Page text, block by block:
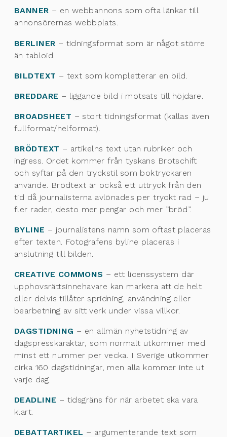
BANNER – en webbannons som ofta länkar till
annonsörernas webbplats.
BERLINER – tidningsformat som är något större
än tabloid.
BILDTEXT – text som kompletterar en bild.
BREDDARE – liggande bild i motsats till höjdare.
BROADSHEET – stort tidningsformat (kallas även
fullformat/helformat).
BRÖDTEXT – artikelns text utan rubriker och
ingress. Ordet kommer från tyskans Brotschift
och syftar på den tryckstil som boktryckaren
använde. Brödtext är också ett uttryck från den
tid då journalisterna avlönades per tryckt rad – ju
fler rader, desto mer pengar och mer ”bröd”.
BYLINE – journalistens namn som oftast placeras
efter texten. Fotografens byline placeras i
anslutning till bilden.
CREATIVE COMMONS – ett licenssystem där
upphovsrättsinnehavare kan markera att de helt
eller delvis tillåter spridning, användning eller
bearbetning av sitt verk under vissa villkor.
DAGSTIDNING – en allmän nyhetstidning av
dagspresskaraktär, som normalt utkommer med
minst ett nummer per vecka. I Sverige utkommer
cirka 160 dagstidningar, men alla kommer inte ut
varje dag.
DEADLINE – tidsgräns för när arbetet ska vara
klart.
DEBATTARTIKEL – argumenterande text som